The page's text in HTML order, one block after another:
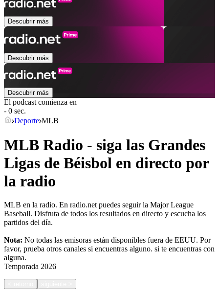
Descubrir más
Descubrir más
Descubrir más
El podcast comienza en
- 0 sec.
Deporte MLB
MLB Radio - siga las Grandes
Ligas de Béisbol en directo por
la radio
MLB en la radio. En radio.net puedes seguir la Major League
Baseball. Disfruta de todos los resultados en directo y escucha los
partidos del día.
Nota: No todas las emisoras están disponibles fuera de EEUU. Por
favor, prueba otros canales si encuentras alguno. si te encuentras con
alguna.
Temporada 2026